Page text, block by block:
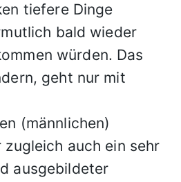
tiefere Dinge
bald wieder
würden. Das
geht nur mit
(männlichen)
zugleich auch ein sehr
ausgebildeter